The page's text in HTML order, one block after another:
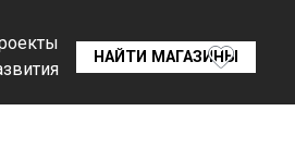
НАЙТИ МАГАЗИНЫ